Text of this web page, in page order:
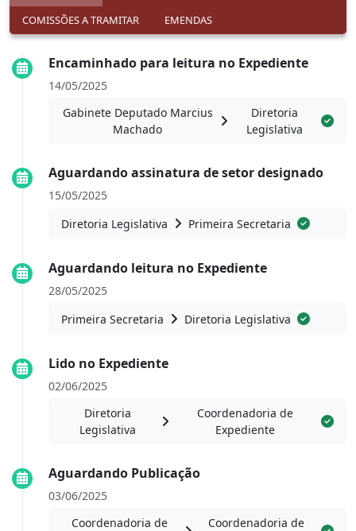
COMISSÕES A TRAMITAR
EMENDAS
Encaminhado para leitura no Expediente
14/05/2025
Gabinete Deputado Marcius
Machado
Diretoria
Legislativa
Aguardando assinatura de setor designado
15/05/2025
Diretoria Legislativa
Primeira Secretaria
Aguardando leitura no Expediente
28/05/2025
Primeira Secretaria
Diretoria Legislativa
Lido no Expediente
02/06/2025
Diretoria
Legislativa
Coordenadoria de
Expediente
Aguardando Publicação
03/06/2025
Coordenadoria de
Coordenadoria de